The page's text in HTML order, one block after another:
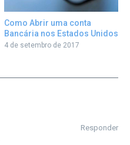
Como Abrir uma conta
Bancária nos Estados Unidos
4 de setembro de 2017
Responder